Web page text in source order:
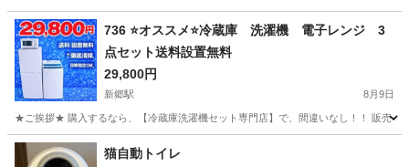
埼玉 入間市 入間市駅 キッチン家電
736 ⭐️オススメ⭐️冷蔵庫 洗濯機 電子レンジ 3
点セット送料設置無料
29,800円
新郷駅 8月9日
★ご挨拶★ 購入するなら、【冷蔵庫洗濯機セット専門店】で、間違いなし！！ 販売セ
埼玉 行田市 新郷駅
猫自動トイレ